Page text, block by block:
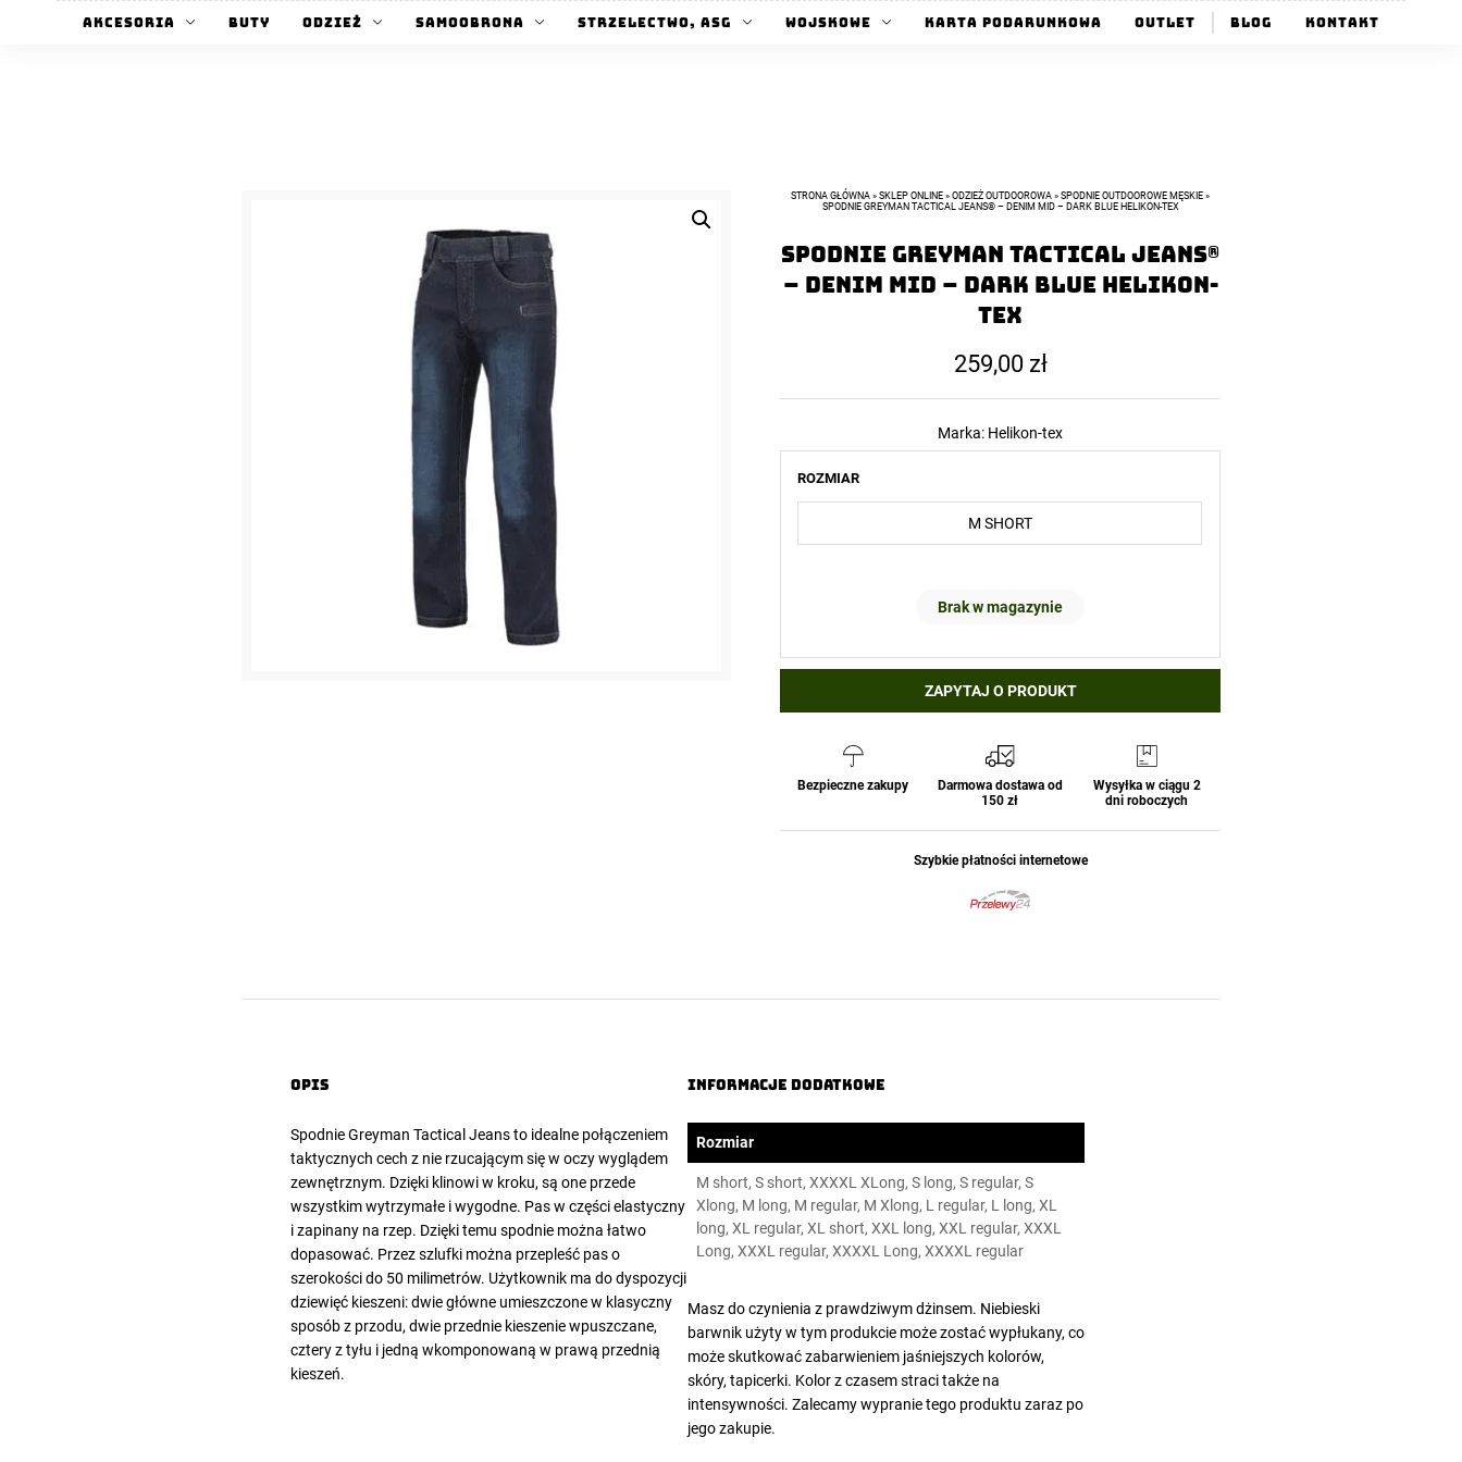
Akcesoria Buty Odzież Samoobrona Strzelectwo, ASG Wojskowe Karta Podarunkowa Outlet Blog Kontakt
STRONA GŁÓWNA » SKLEP ONLINE » ODZIEŻ OUTDOOROWA » SPODNIE OUTDOOROWE MĘSKIE »
SPODNIE GREYMAN TACTICAL JEANS® – DENIM MID – DARK BLUE HELIKON-TEX
Spodnie GREYMAN TACTICAL JEANS®
– Denim Mid – Dark Blue Helikon-
Tex
259,00 zł
Marka: Helikon-tex
ROZMIAR
Brak w magazynie
ZAPYTAJ O PRODUKT
Bezpieczne zakupy
Darmowa dostawa od
150 zł
Wysyłka w ciągu 2
dni roboczych
Szybkie płatności internetowe
Opis
SpodnieGreyman Tactical Jeans to idealne połączeniem
taktycznych cech z nie rzucającym się w oczy wyglądem
zewnętrznym. Dzięki klinowi w kroku, są one przede
wszystkim wytrzymałe i wygodne. Pas w części elastyczny
i zapinany na rzep. Dzięki temu spodnie można łatwo
dopasować. Przez szlufki można przepleść pas o
szerokości do 50 milimetrów. Użytkownik ma do dyspozycji
dziewięć kieszeni: dwie główne umieszczone w klasyczny
sposób z przodu, dwie przednie kieszenie wpuszczane,
cztery z tyłu i jedną wkomponowaną w prawą przednią
kieszeń.
Informacje dodatkowe
Rozmiar
M short, S short, XXXXL XLong, S long, S regular, S
Xlong, M long, M regular, M Xlong, L regular, L long, XL
long, XL regular, XL short, XXL long, XXL regular, XXXL
Long, XXXL regular, XXXXL Long, XXXXL regular
Masz do czynienia z prawdziwym dżinsem. Niebieski
barwnik użyty w tym produkcie może zostać wypłukany, co
może skutkować zabarwieniem jaśniejszych kolorów,
skóry, tapicerki. Kolor z czasem straci także na
intensywności. Zalecamy wypranie tego produktu zaraz po
jego zakupie.